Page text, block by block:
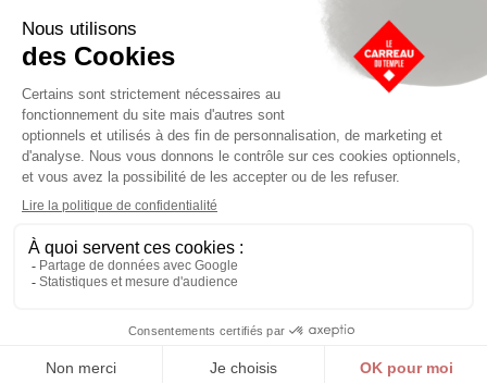
Brochure de saison 25-26
Découvrir les espaces
Devenir partenaire
Guide d’accessibilité
Établissement culturel et sportif à l’architecture industrielle de la fin du
XIXème siècle, le Carreau du Temple fut réhabilité en 2014 par la Ville
artistiques, culturels et sportifs, à travers une programmation éclectique